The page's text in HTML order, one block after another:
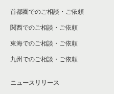
首都圏でのご相談・ご依頼
関西でのご相談・ご依頼
東海でのご相談・ご依頼
九州でのご相談・ご依頼
ニュースリリース